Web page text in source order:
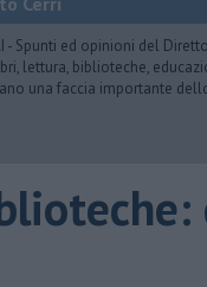
- Spunti ed opinioni del
lettura, biblioteche,
una faccia importante